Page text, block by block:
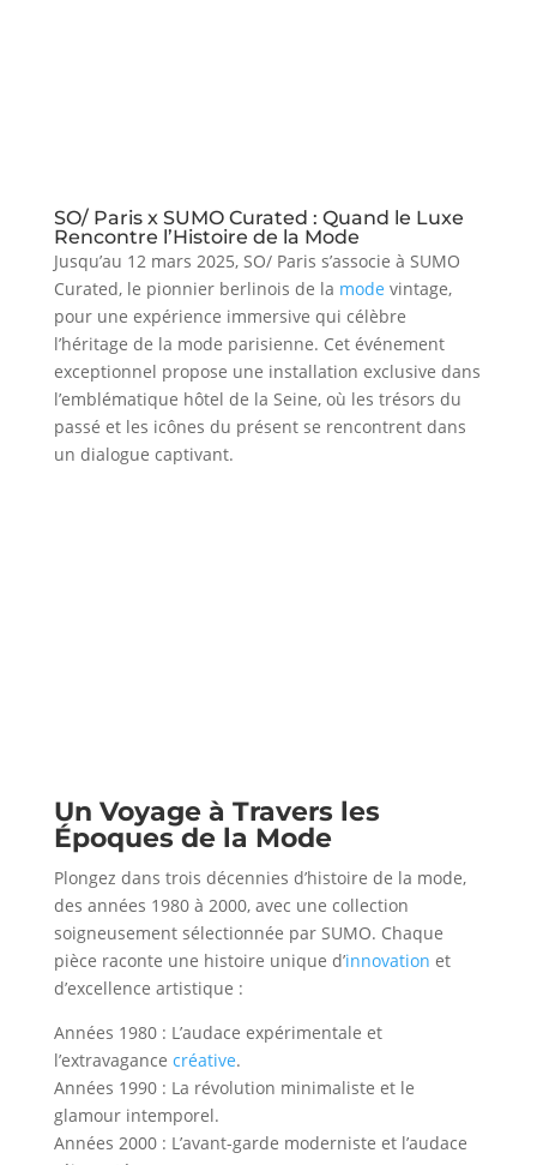
SO/ Paris x SUMO Curated : Quand le Luxe
Rencontre l’Histoire de la Mode
Jusqu’au 12 mars 2025, SO/ Paris s’associe à SUMO
Curated, le pionnier berlinois de la mode vintage,
pour une expérience immersive qui célèbre
l’héritage de la mode parisienne. Cet événement
exceptionnel propose une installation exclusive dans
l’emblématique hôtel de la Seine, où les trésors du
passé et les icônes du présent se rencontrent dans
un dialogue captivant.
Un Voyage à Travers les
Époques de la Mode
Plongez dans trois décennies d’histoire de la mode,
des années 1980 à 2000, avec une collection
soigneusement sélectionnée par SUMO. Chaque
pièce raconte une histoire unique d’innovation et
d’excellence artistique :
Années 1980 : L’audace expérimentale et
l’extravagance créative.
Années 1990 : La révolution minimaliste et le
glamour intemporel.
Années 2000 : L’avant-garde moderniste et l’audace